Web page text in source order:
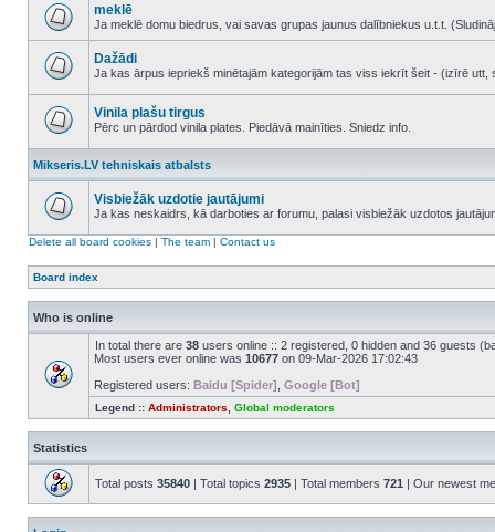
unread
posts
unread
posts
meklē
Ja meklē domu biedrus, vai savas grupas jaunus dalībniekus u.t.t.
unread
posts
Dažādi
Ja kas ārpus iepriekš minētajām kategorijām tas viss iekrīt šeit - (izīrē utt,
unread
posts
Vinila plašu tirgus
Pērc un pārdod vinila plates. Piedāvā mainīties. Sniedz info.
Mikseris.LV tehniskais atbalsts
unread
Visbiežāk uzdotie jautājumi
Ja kas neskaidrs, kā darboties ar forumu, palasi visbiežāk uzdotos
Delete all board cookies | The team | Contact us
Board index
Who is online
In total there are 38 users online :: 2 registered, 0 hidden and 36 guests
Most users ever online was 10677 on 09-Mar-2026 17:02:43
Registered users: Baidu [Spider] Google [Bot]
Legend :: Administrators Global moderators
Statistics
Total posts 35840 | Total topics 2935 | Total members 721 | Our newest